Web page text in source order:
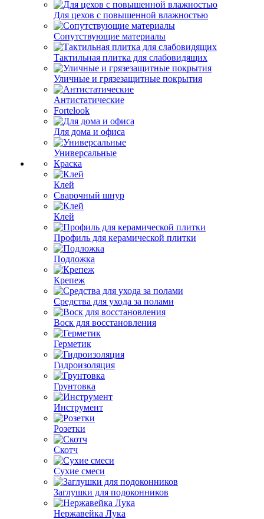
Для цехов с повышенной влажностью
Сопутствующие материалы
Тактильная плитка для слабовидящих
Уличные и грязезащитные покрытия
Антистатические
Fortelook
Для дома и офиса
Универсальные
Краска
Клей
Сварочный шнур
Клей
Профиль для керамической плитки
Подложка
Крепеж
Средства для ухода за полами
Воск для восстановления
Герметик
Гидроизоляция
Грунтовка
Инструмент
Розетки
Скотч
Сухие смеси
Заглушки для подоконников
Нержавейка Лука